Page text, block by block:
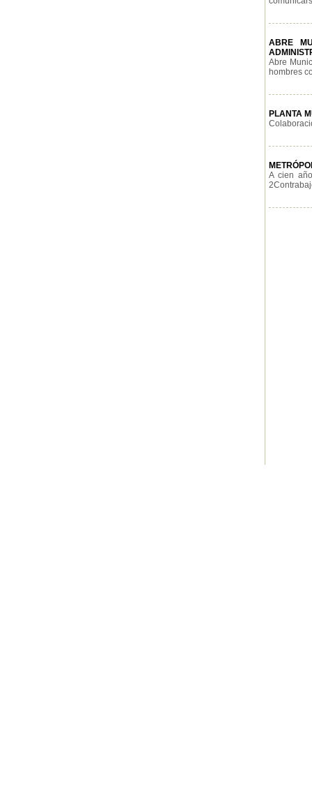
ABRE
Abre
hombres
PLANTA
A cien